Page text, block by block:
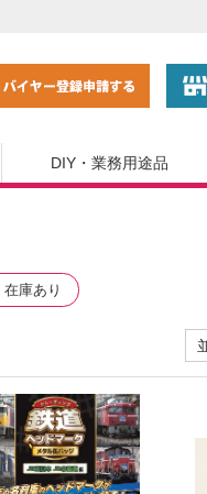
DIY・業務用途品
在庫あり